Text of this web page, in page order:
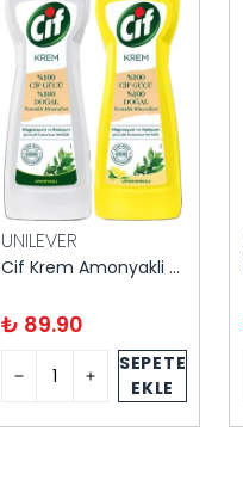
UNILEVER
Cif Krem Amonyakli Ultra Hijyen 750 ml
₺ 89.90
SEPETE
EKLE